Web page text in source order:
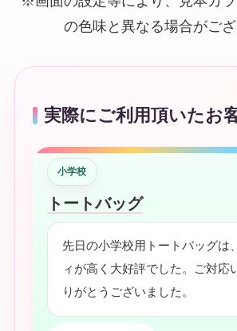
の色味と異なる場合がござ
実際にご利用頂いたお
小学校
トートバッグ
先日の小学校用トートバッグは
ィが高く大好評でした。ご対応
りがとうございました。